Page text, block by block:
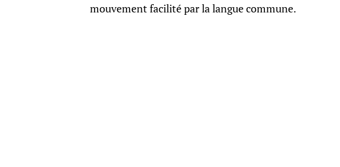
mouvement facilité par la langue commune.